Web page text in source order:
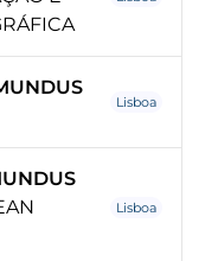
Lisboa
Lisboa